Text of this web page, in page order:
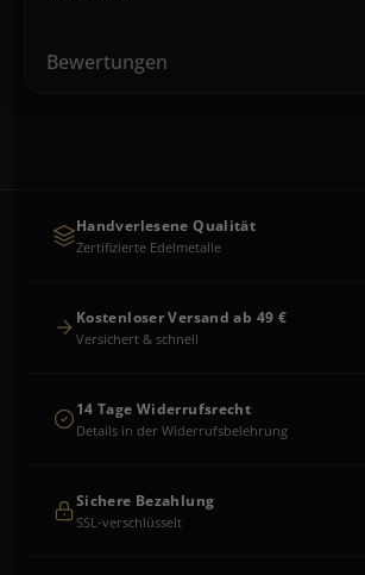
Bewertungen
Handverlesene Qualität
Zertifizierte Edelmetalle
Kostenloser Versand ab 49 €
Versichert & schnell
14 Tage Widerrufsrecht
Details in der Widerrufsbelehrung
Sichere Bezahlung
SSL-verschlüsselt